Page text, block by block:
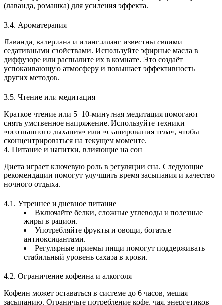
(лаванда, ромашка) для усиления эффекта.
3.4. Ароматерапия
Лаванда, валериана и иланг‑иланг известны своими
седативными свойствами. Используйте эфирные масла в
диффузоре или распылите их в комнате. Это создаёт
успокаивающую атмосферу и повышает эффективность
других методов.
3.5. Чтение или медитация
Краткое чтение или 5–10‑минутная медитация помогают
снять умственное напряжение. Используйте техники
«осознанного дыхания» или «сканирования тела», чтобы
сконцентрироваться на текущем моменте.
4. Питание и напитки, влияющие на сон
Диета играет ключевую роль в регуляции сна. Следующие
рекомендации помогут улучшить время засыпания и качество
ночного отдыха.
4.1. Утреннее и дневное питание
Включайте белки, сложные углеводы и полезные
жиры в рацион.
Употребляйте фрукты и овощи, богатые
антиоксидантами.
Регулярные приемы пищи помогут поддерживать
стабильный уровень сахара в крови.
4.2. Ограничение кофеина и алкоголя
Кофеин может оставаться в системе до 6 часов, мешая
засыпанию. Ограничьте потребление кофе, чая, энергетиков